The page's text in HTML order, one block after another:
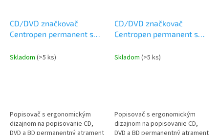
CD/DVD značkovač
Centropen permanent s
4606 čierny
Skladom (>5 ks)
Popisovač s ergonomickým
dizajnom na popisovanie CD,
DVD a BD permanentný atrament
CD/DVD značkovač
Centropen permanent s
4606 čierny blister
Skladom (>5 ks)
Popisovač s ergonomickým
dizajnom na popisovanie CD,
DVD a BD permanentný atrament